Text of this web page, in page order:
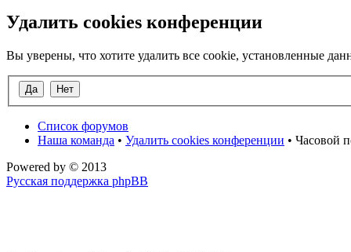
Удалить cookies конференции
Вы уверены, что хотите удалить все cookie, установленные
Список форумов
Наша команда • Удалить cookies конференции • Часовой
Powered by © 2013
Русская поддержка phpBB